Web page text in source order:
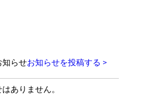
知らせお知らせを投稿する >
ありません。